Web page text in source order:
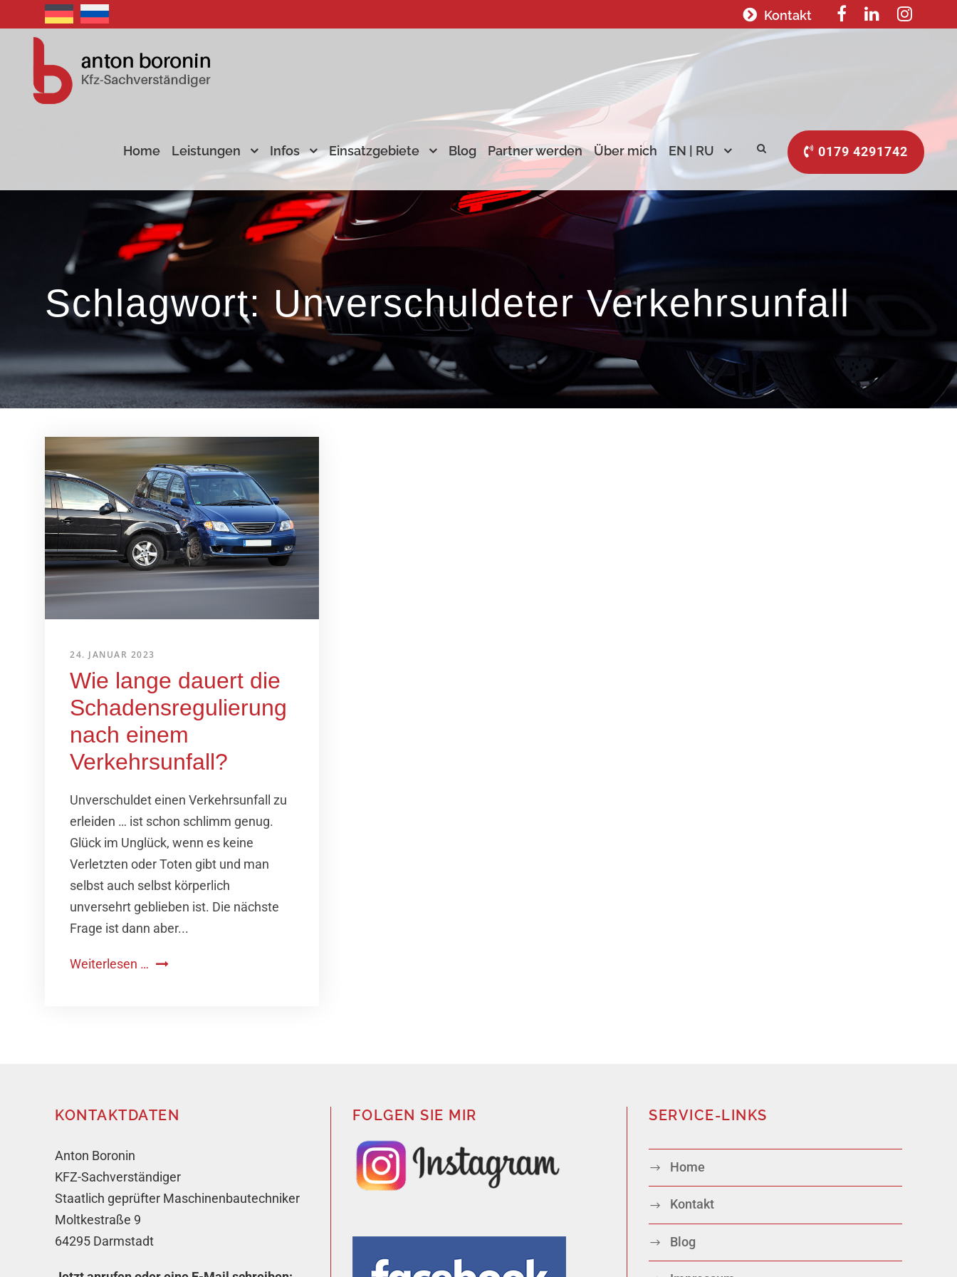
Kontakt
Home Leistungen Infos Einsatzgebiete Blog Partner werden Über mich EN | RU 0179 4291742
Schlagwort: Unverschuldeter Verkehrsunfall
24. JANUAR 2023
Wie lange dauert die
Schadens­regulierung
nach einem
Verkehrsunfall?
Unverschuldet einen Verkehrsunfall zu
erleiden … ist schon schlimm genug.
Glück im Unglück, wenn es keine
Verletzten oder Toten gibt und man
selbst auch selbst körperlich
unversehrt geblieben ist. Die nächste
Frage ist dann aber...
Weiterlesen …
KONTAKTDATEN
Anton Boronin
KFZ-Sachverständiger
Staatlich geprüfter Maschinenbautechniker
Moltkestraße 9
64295 Darmstadt
FOLGEN SIE MIR SERVICE-LINKS
Home
Kontakt
Blog